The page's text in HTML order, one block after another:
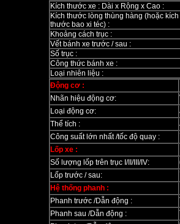
Kích thước xe : Dài x Rộng x Cao :
Kích thước lòng thùng hàng (hoặc kích
thước bao xi téc) :
Khoảng cách trục :
Vết bánh xe trước / sau :
Số trục :
Công thức bánh xe :
Loại nhiên liệu :
Động cơ :
Nhãn hiệu động cơ:
Loại động cơ:
Thể tích :
Công suất lớn nhất /tốc độ quay :
Lốp xe :
Số lượng lốp trên trục I/II/III/IV:
Lốp trước / sau:
Hệ thống phanh :
Phanh trước /Dẫn động :
Phanh sau /Dẫn động :